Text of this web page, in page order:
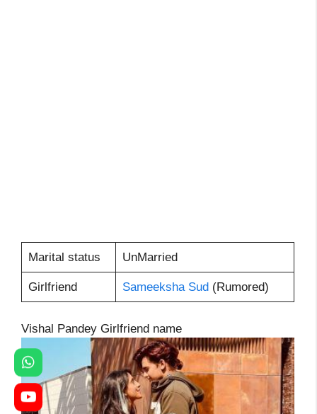
Marital status UnMarried
Girlfriend Sameeksha Sud(Rumored)
Vishal Pandey Girlfriend name